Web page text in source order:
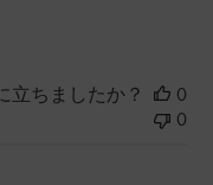
立ちましたか？
0
0